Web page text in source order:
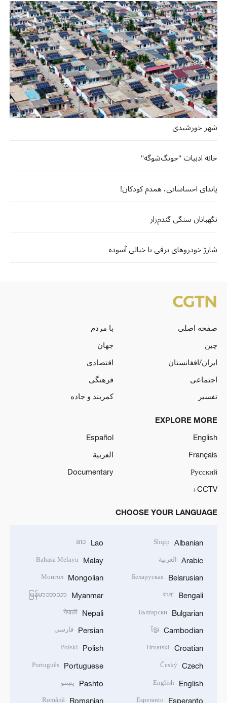
شهر خورشیدی
خانه ادبیات "جونگ‌شوگه"
پاندای احساساتی، همدم کودکان!
نگهبانان سنگی گندم‌زار
شارژ خودروهای برقی با خیالی آسوده
صفحه اصلی
با مردم
چین
جهان
ایران/افغانستان
اقتصادی
اجتماعی
فرهنگی
تفسیر
کمربند و جاده
EXPLORE MORE
English
Español
Français
العربية
Русский
Documentary
CCTV+
CHOOSE YOUR LANGUAGE
Albanian
Shqip
Arabic العربية
Belarusian
Беларуская
Bengali
বাংলা
Bulgarian
Български
Cambodian
ខ្មែរ
Croatian
Hrvatski
Czech
Český
English
English
Esperanto
Esperanto
Lao
ລາວ
Malay
Bahasa Melayu
Mongolian
Монгол
Myanmar
မြန်မာဘာသာ
Nepali
नेपाली
Persian فارسی
Polish
Polski
Portuguese
Português
Pashto پښتو
Romanian
Română